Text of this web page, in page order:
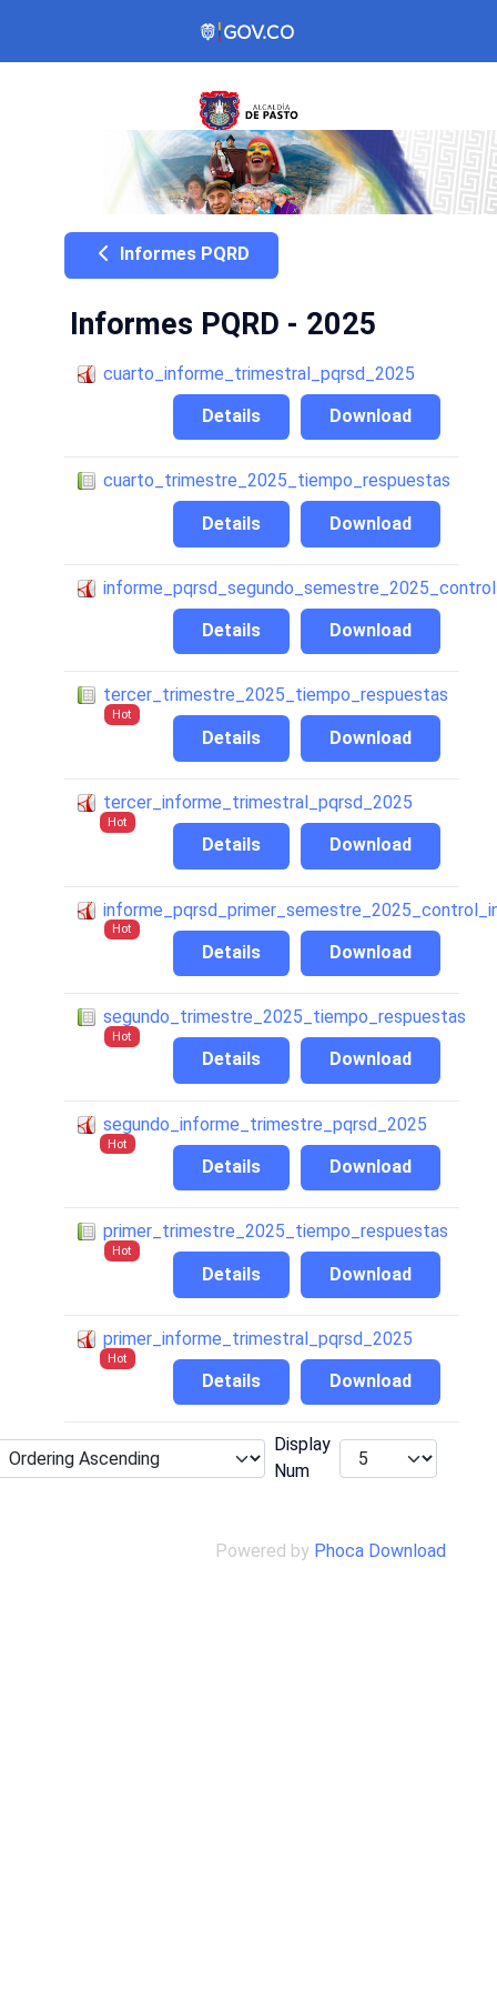
Informes PQRD
Informes PQRD - 2025
cuarto_informe_trimestral_pqrsd_2025
Download
Details
cuarto_trimestre_2025_tiempo_respuestas
Download
Details
Download
Details
tercer_trimestre_2025_tiempo_respuestas
Hot
Download
Details
tercer_informe_trimestral_pqrsd_2025
Hot
Download
Details
Hot
Download
Details
segundo_trimestre_2025_tiempo_respuestas
Hot
Download
Details
segundo_informe_trimestre_pqrsd_2025
Hot
Download
Details
primer_trimestre_2025_tiempo_respuestas
Hot
Download
Details
primer_informe_trimestral_pqrsd_2025
Hot
Download
Details
Display
Num
Powered by Phoca Download